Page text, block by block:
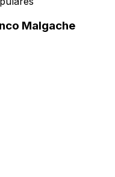
Malgache